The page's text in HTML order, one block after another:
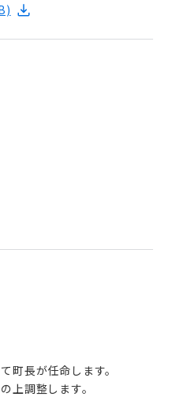
町長が任命します。
上調整します。